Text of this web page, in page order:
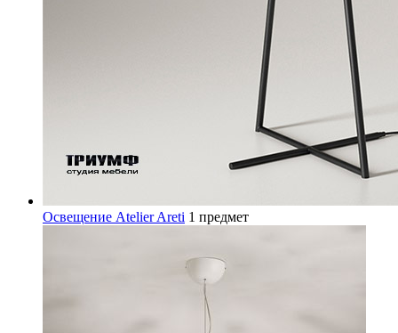
Освещение Atelier Areti 1 предмет